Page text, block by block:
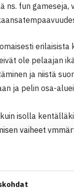
fun gameseja,
ole pelaajan
ja niistä
ja pelin osa-
isolla
vaiheet
erittäin
lasten